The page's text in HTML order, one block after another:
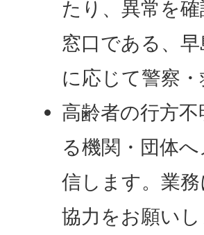
たり、異常を
窓口である、
に応じて警察
高齢者の行方
る機関・団体
信します。業
協力をお願いし